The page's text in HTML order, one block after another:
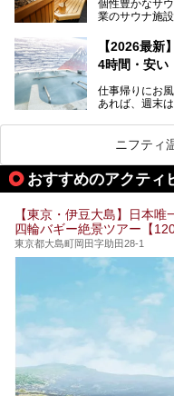
個性豊かなサ
業のサウナ施
を旅の目的と
ど、自分の好
魅力です。
最近では、男
い個室サウナ
ら、特におす
してみてくだ
【2026最新
4時間・安い
仕事帰りにお
あれば、週末
また、終電を
る場所があれ
しょうか。
そこで本記事
24時間営業で
い施設、デー
が充実した施
ださい。
ニフティ
おすすめのアクティ
【東京・伊豆大島】日本
四輪バギー絶景ツアー【120
東京都大島町岡田字助田28-1